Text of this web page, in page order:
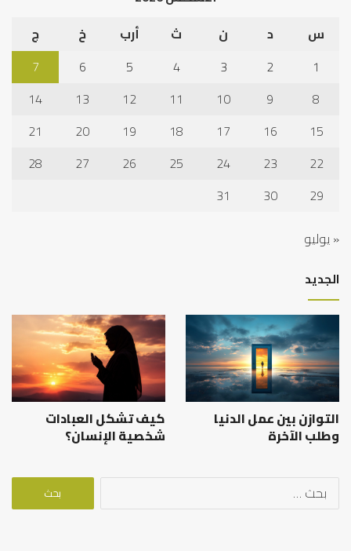
س
د ن ث أرب خ
ج
1
2
3
4
5
6
7
8
9
10
11
12
13
14
15
16
17
18
19
20
21
22
23
24
25
26
27
28
29
30
31
« يوليو
الجديد
التوازن بين عمل الدنيا
وطلب الآخرة
كيف تشكل العبادات
شخصية الإنسان؟
البحث